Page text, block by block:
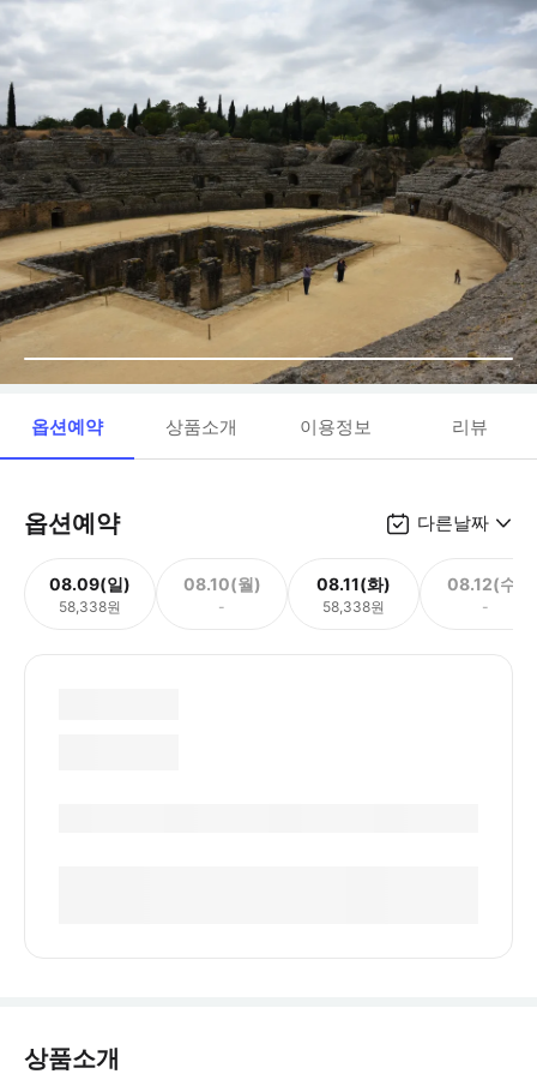
옵션예약 상품소개 이용정보 리뷰
옵션예약 다른날짜
08.09(일)
58,338원
08.10(월)
-
08.11(화)
58,338원
08.12(수)
-
상품소개